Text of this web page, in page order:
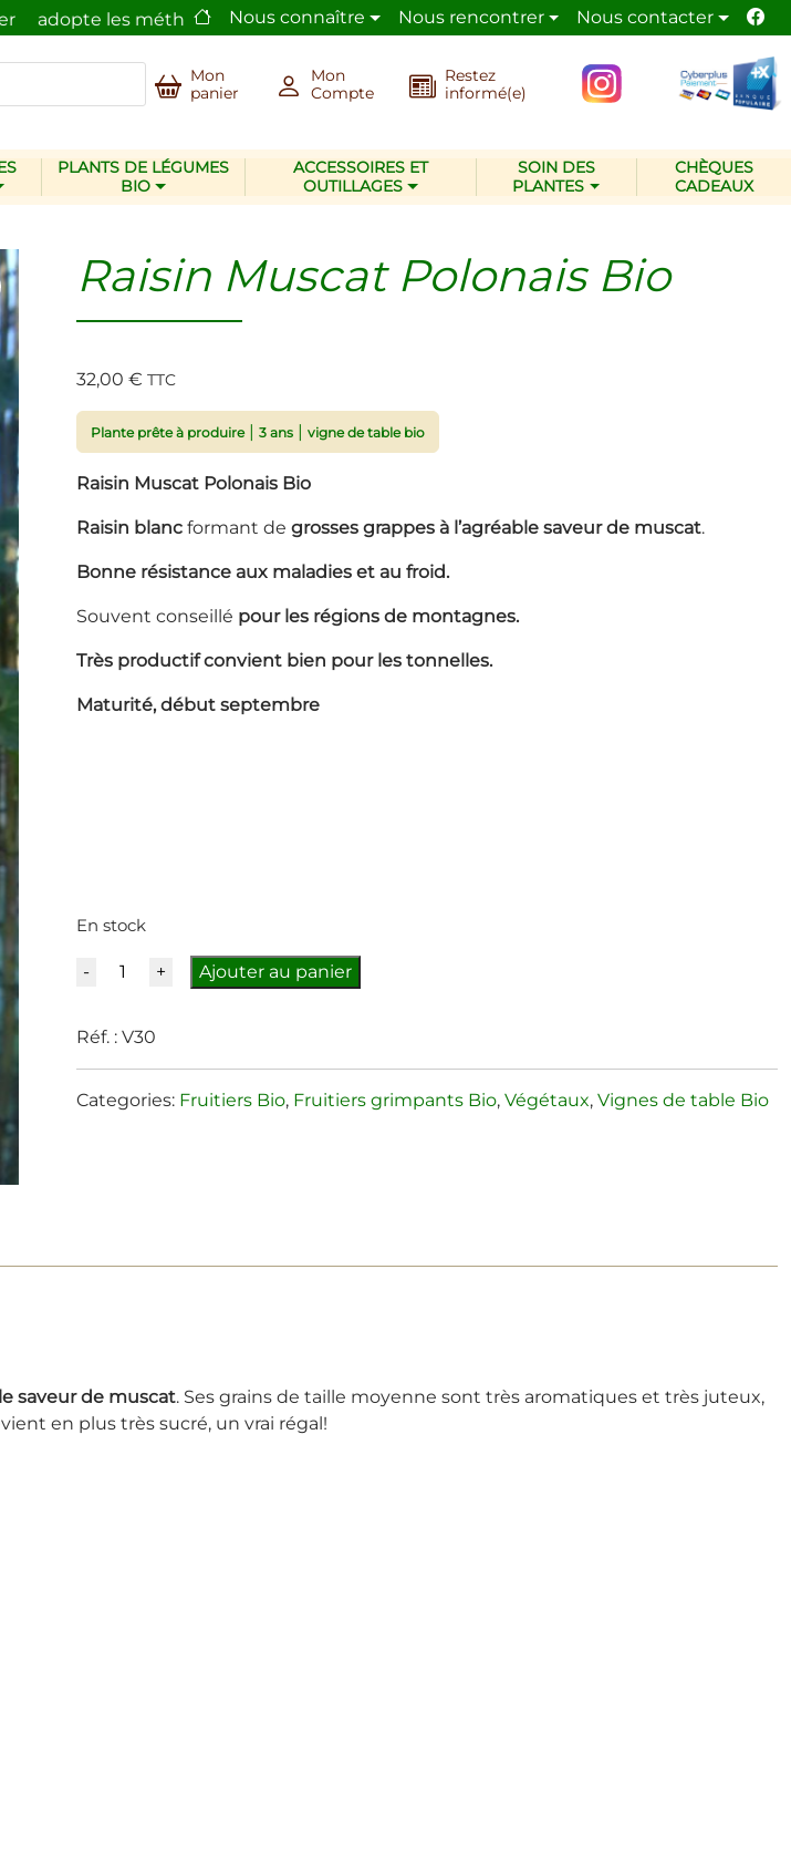
les méthodes écologiques pour son activité de jardinier paysagiste
Nous connaître Nous rencontrer Nous contacter
Mon
panier
Mon
Compte
Restez
informé(e)
PLANTS DE LÉGUMES
BIO
ACCESSOIRES ET
OUTILLAGES
SOIN DES
PLANTES
CHÈQUES
CADEAUX
Raisin Muscat Polonais Bio
32,00€ TTC
Plante prête à produire|3 ans |vigne de table bio
Raisin Muscat Polonais Bio
Raisin blanc formant de grosses grappes à l’agréable saveur de muscat.
Bonne résistance aux maladies et au froid.
Souvent conseillé pour les régions de montagnes.
Très productif convient bien pour les tonnelles.
Maturité, début septembre
En stock
Quantité Ajouter au panier
Réf. :V30
Categories: Fruitiers Bio, Fruitiers grimpants Bio,Végétaux,Vignes de table Bio
saveur de muscat. Ses grains de taille moyenne sont très aromatiques et très juteux,
en plus très sucré, un vrai régal!